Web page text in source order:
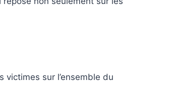
sur l’ensemble du